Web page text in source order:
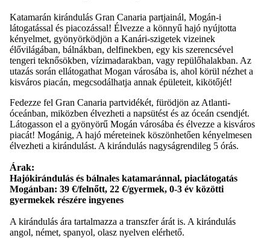
Katamarán kirándulás Gran Canaria partjainál, Mogán-i
látogatással és piacozással! Élvezze a könnyű hajó nyújtotta
kényelmet, gyönyörködjön a Kanári-szigetek vizeinek
élővilágában, bálnákban, delfinekben, egy kis szerencsével
tengeri teknősökben, vízimadarakban, vagy repülőhalakban. Az
utazás során ellátogathat Mogan városába is, ahol körül nézhet a
kisváros piacán, megcsodálhatja annak épületeit, kikötőjét!
Fedezze fel Gran Canaria partvidékét, fürödjön az Atlanti-
óceánban, miközben élvezheti a napsütést és az óceán csendjét.
Látogasson el a gyönyörű Mogán városába és élvezze a kisváros
piacát! Mogánig, A hajó méreteinek köszönhetően kényelmesen
élvezheti a kirándulást. A kirándulás nagyságrendileg 5 órás.
Árak:
Hajókirándulás és bálnales katamaránnal, piaclátogatás
Mogánban: 39 €/felnőtt, 22 €/gyermek, 0-3 év közötti
gyermekek részére ingyenes
A kirándulás ára tartalmazza a transzfer árát is. A kirándulás
angol, német, spanyol, olasz nyelven elérhető.